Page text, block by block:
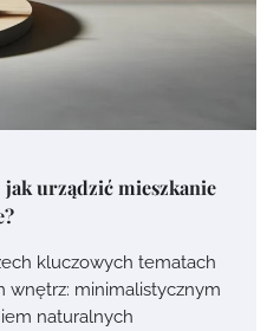
urządzić mieszkanie
kluczowych tematach
wnętrz: minimalistycznym
naturalnych